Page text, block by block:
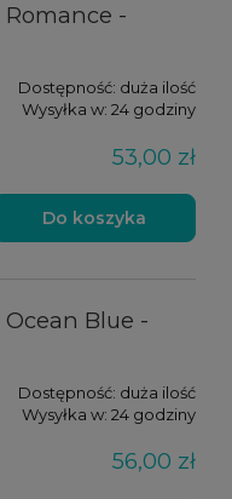
-
Dostępność: duża ilość
Wysyłka w: 24 godziny
53,00 zł
Do koszyka
Blue -
Dostępność: duża ilość
Wysyłka w: 24 godziny
56,00 zł